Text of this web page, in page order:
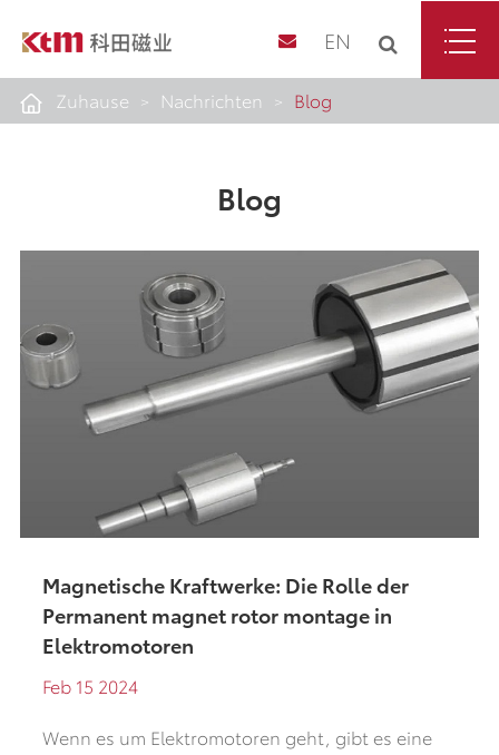
EN
Zuhause Nachrichten Blog
Blog
Magnetische Kraftwerke: Die Rolle der
Permanent magnet rotor montage in
Elektromotoren
Feb 15 2024
Wenn es um Elektromotoren geht, gibt es eine